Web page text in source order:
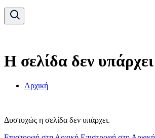
Η σελίδα δεν υπάρχει
Αρχική
Δυστυχώς η σελίδα δεν υπάρχει.